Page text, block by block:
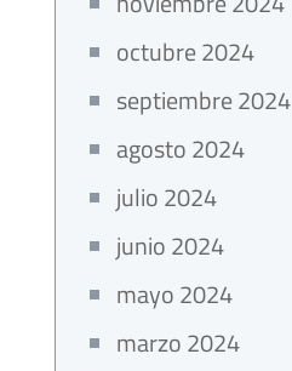
octubre 2024
septiembre 2024
agosto 2024
julio 2024
junio 2024
mayo 2024
marzo 2024